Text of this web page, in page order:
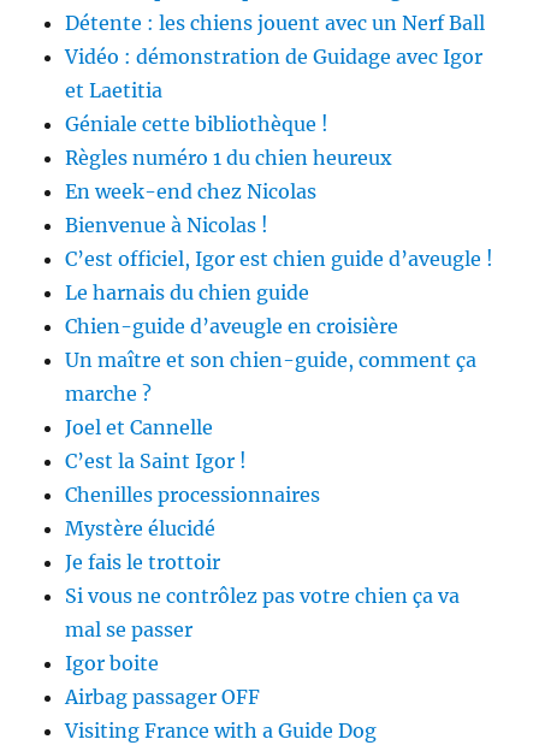
Détente : les chiens jouent avec un Nerf Ball
Vidéo : démonstration de Guidage avec Igor
et Laetitia
Géniale cette bibliothèque !
Règles numéro 1 du chien heureux
En week-end chez Nicolas
Bienvenue à Nicolas !
C’est officiel, Igor est chien guide d’aveugle !
Le harnais du chien guide
Chien-guide d’aveugle en croisière
Un maître et son chien-guide, comment ça
marche ?
Joel et Cannelle
C’est la Saint Igor !
Chenilles processionnaires
Mystère élucidé
Je fais le trottoir
Si vous ne contrôlez pas votre chien ça va
mal se passer
Igor boite
Airbag passager OFF
Visiting France with a Guide Dog